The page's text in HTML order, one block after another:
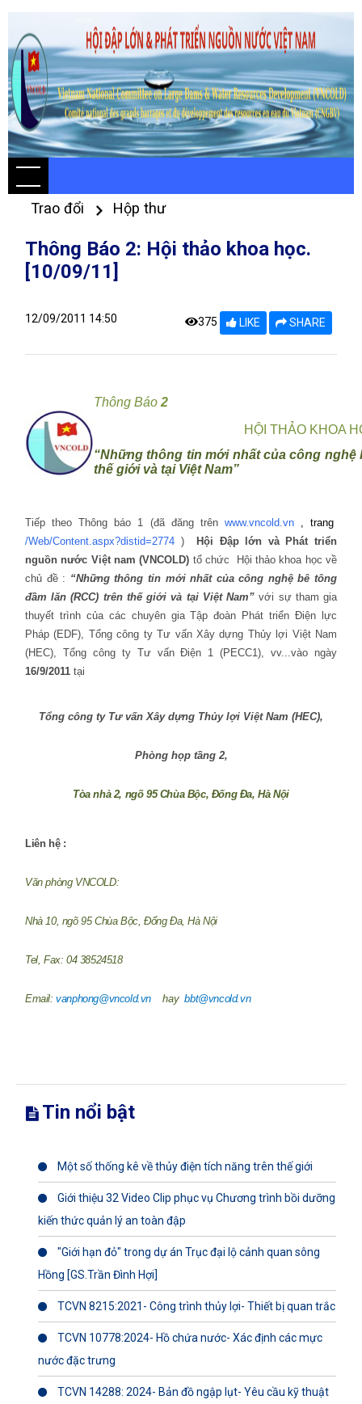
Trao đổi Hộp thư
Thông Báo 2: Hội thảo khoa học.
[10/09/11]
12/09/2011 14:50 375 LIKE SHARE
Thông Báo 2
HỘI THẢO KHOA
“Những thông tin mới nhất của công nghệ
thế giới và tại Việt Nam”
Tiếp theo Thông báo 1 (đã đăng trênwww.vncold.vn , trang
/Web/Content.aspx?distid=2774 )
Hội Đập lớn và Phát triển
nguồn nước Việt nam (VNCOLD) tổ chức
Hội thảo khoa học về
chủ đề : “Những thông tin mới nhất của công nghệ bê tông
đầm lăn (RCC) trên thế giới và tại Việt Nam” với sự tham gia
thuyết trình của các chuyên gia Tập đoàn Phát triển Điện lực
Pháp (EDF), Tổng công ty Tư vấn Xây dựng Thủy lợi Việt Nam
(HEC), Tổng công ty Tư vấn Điện 1 (PECC1), vv...vào ngày
16/9/2011 tại
Tổng công ty Tư vấn Xây dựng Thủy lợi Việt Nam (HEC),
Phòng họp tầng 2,
Tòa nhà 2, ngõ 95 Chùa Bộc, Đống Đa, Hà Nội
Liên hệ :
Văn phòng VNCOLD:
Nhà 10, ngõ 95 Chùa Bộc, Đống Đa, Hà Nội
Tel, Fax: 04 38524518
Email:vanphong@vncold.vn hay bbt@vncold.vn
Tin nổi bật
Một số thống kê về thủy điện tích năng trên thế giới
Giới thiệu 32 Video Clip phục vụ Chương trình bồi dưỡng
kiến thức quản lý an toàn đập
"Giới hạn đỏ" trong dự án Trục đại lộ cảnh quan sông
Hồng [GS.Trần Đình Hợi]
TCVN 8215:2021- Công trình thủy lợi- Thiết bị quan trắc
TCVN 10778:2024- Hồ chứa nước- Xác định các mực
nước đặc trưng
TCVN 14288: 2024- Bản đồ ngập lụt- Yêu cầu kỹ thuật